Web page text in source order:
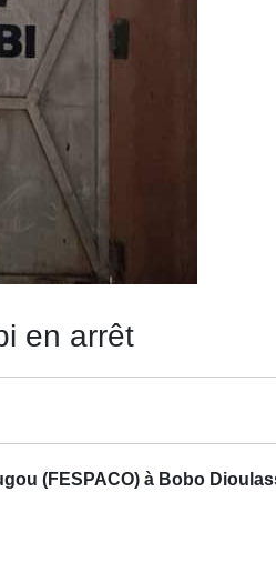
en arrêt
(FESPACO) à Bobo